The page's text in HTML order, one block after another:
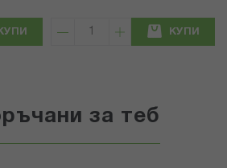
КУПИ КУПИ
за теб